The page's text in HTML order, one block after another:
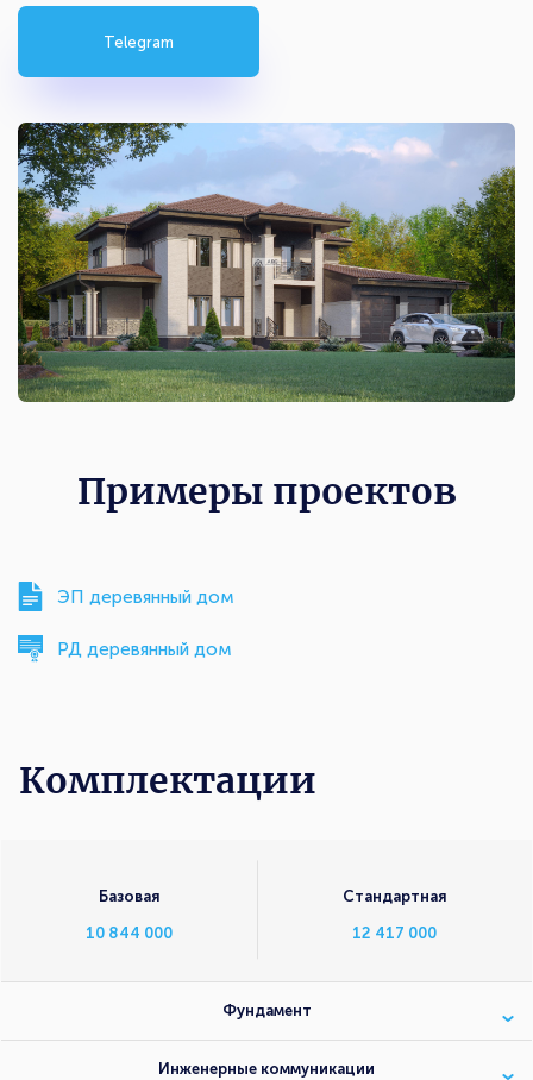
Telegram
Примеры проектов
ЭП деревянный дом
РД деревянный дом
Комплектации
Базовая
10 844 000
Стандартная
12 417 000
Фундамент
Инженерные коммуникации